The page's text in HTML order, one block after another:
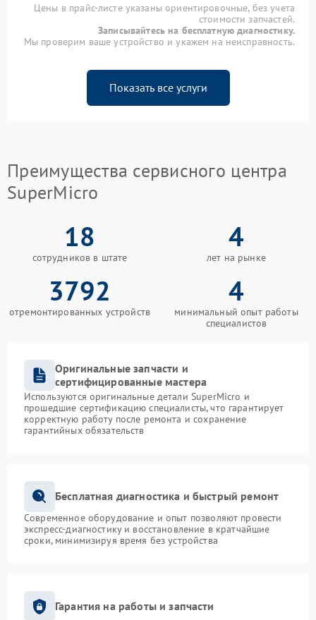
Цены в прайс-листе указаны ориентировочные, без учета
стоимости запчастей.
Записывайтесь на бесплатную диагностику.
Мы проверим ваше устройство и укажем на неисправность.
Показать все услуги
Преимущества сервисного центра
SuperMicro
18
сотрудников в штате
4
лет на рынке
3792
отремонтированных устройств
4
минимальный опыт работы
специалистов
Оригинальные запчасти и
сертифицированные мастера
Используются оригинальные детали SuperMicro и
прошедшие сертификацию специалисты, что гарантирует
корректную работу после ремонта и сохранение
гарантийных обязательств
Бесплатная диагностика и быстрый ремонт
Современное оборудование и опыт позволяют провести
экспресс-диагностику и восстановление в кратчайшие
сроки, минимизируя время без устройства
Гарантия на работы и запчасти